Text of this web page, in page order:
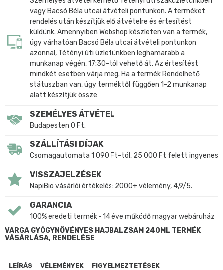
vagy Bacsó Béla utcai átvételi pontunkon. A terméket
rendelés után készítjük elő átvételre és értesítést
küldünk. Amennyiben Webshop készleten van a termék,
úgy várhatóan Bacsó Béla utcai átvételi pontunkon
azonnal, Tétényi úti üzletünkben leghamarabb a
munkanap végén, 17:30-tól vehető át. Az értesítést
mindkét esetben várja meg. Ha a termék Rendelhető
státuszban van, úgy terméktől függően 1-2 munkanap
alatt készítjük össze
SZEMÉLYES ÁTVÉTEL
Budapesten 0 Ft.
SZÁLLÍTÁSI DÍJAK
Csomagautomata 1 090 Ft-tól, 25 000 Ft felett ingyenes
VISSZAJELZÉSEK
NapiBio vásárlói értékelés: 2000+ vélemény, 4,9/5.
GARANCIA
100% eredeti termék • 14 éve működő magyar webáruház
VARGA GYÓGYNÖVÉNYES HAJBALZSAM 240ML TERMÉK
VÁSÁRLÁSA, RENDELÉSE
LEÍRÁS VÉLEMÉNYEK FIGYELMEZTETÉSEK